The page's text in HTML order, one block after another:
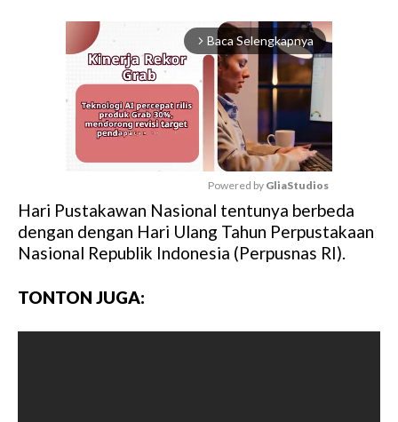
arrow_forward_ios Baca Selengkapnya
M
u
t
Powered by GliaStudios
Hari Pustakawan Nasional tentunya berbeda
dengan dengan Hari Ulang Tahun Perpustakaan
Nasional Republik Indonesia (Perpusnas RI).
TONTON JUGA: